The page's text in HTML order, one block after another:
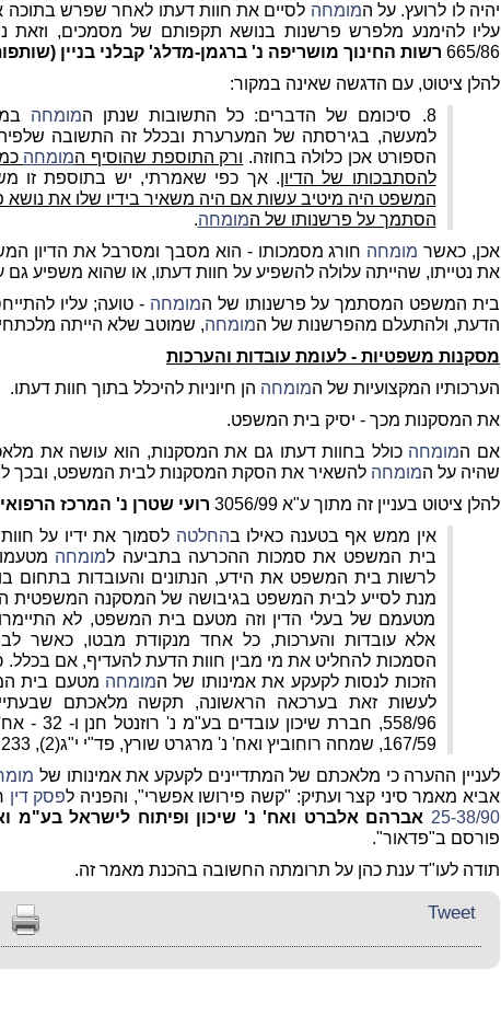
יהיה לו לרועץ. על המומחה לסיים את חוות דעתו לאחר שפרש בתוכה
עליו להימנע מלפרש פרשנות בנושא תקפותם של מסמכים, וזאת
665/86 רשות החינוך מושריפה נ' ברגמן-מדלג' קבלני בניין
להלן ציטוט, עם הדגשה שאינה במקור:
8. סיכומם של הדברים: כל התשובות שנתן ה
מומחה
למעשה, בגירסתה של המערערת ובכלל זה התשובה
הספורט אכן כלולה בחוזה. ורק התוספת שהוסיף המומחה
להסתבכותו של הדיון. אך כפי שאמרתי, יש בתוספת זו
המשפט היה מיטיב עשות אם היה משאיר בידיו שלו את
הסתמך על פרשנותו של המומחה.
אכן, כאשר מומחה חורג מסמכותו - הוא מסבך ומסרבל את הדיון
את נטייתו, שהייתה עלולה להשפיע על חוות דעתו, או שהוא משפיע
בית המשפט המסתמך על פרשנותו של המומחה - טועה; עליו
הדעת, ולהתעלם מהפרשנות של המומחה, שמוטב שלא הייתה
מסקנות משפטיות - לעומת עובדות והערכות
הערכותיו המקצועיות של המומחה הן חיוניות להיכלל בתוך חוות דעתו.
את המסקנות מכך - יסיק בית המשפט.
אם המומחה כולל בחוות דעתו גם את המסקנות, הוא עושה את
שהיה על המומחה להשאיר את הסקת המסקנות לבית המשפט, ובכך
להלן ציטוט בעניין זה מתוך ע"א 3056/99
רועי שטרן נ' המרכז
אין ממש אף בטענה כאילו בהחלטה לסמוך את ידיו על
בית המשפט את סמכות ההכרעה בתביעה למומחה
לרשות בית המשפט את הידע, הנתונים והעובדות בתחום
מנת לסייע לבית המשפט בגיבושה של המסקנה המשפטית
מטעמם של בעלי הדין וזה מטעם בית המשפט, לא
אלא עובדות והערכות, כל אחד מנקודת מבטו, כאשר
הסמכות להחליט את מי מבין חוות הדעת להעדיף, אם בכלל.
הזכות לנסות לקעקע את אמינותו של המומחה מטעם בית
לעשות זאת בערכאה הראשונה, תקשה מלאכתם
167/59, שמחה רוחוביץ ואח' נ' מרגרט שורץ, פד"י י"ג(2), 1233, 1234).
לעניין ההערה כי מלאכתם של המתדיינים לקעקע את אמינותו של
אביא מאמר סיני קצר ועתיק: "קשה פירושו אפשרי", והפניה לפסק דין
25-38/90 אברהם אלברט ואח' נ' שיכון ופיתוח לישראל בע"מ
פורסם ב"פדאור".
תודה לעו"ד ענת כהן על תרומתה החשובה בהכנת מאמר זה.
Tweet